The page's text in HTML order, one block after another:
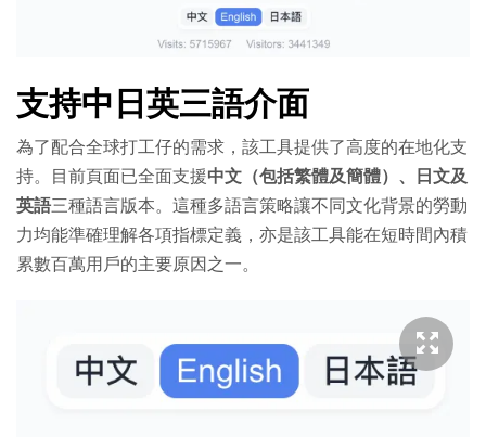
支持中日英三語介面
為了配合全球打工仔的需求，該工具提供了高度的在地化支
持。目前頁面已全面支援中文（包括繁體及簡體）、日文及
英語三種語言版本。這種多語言策略讓不同文化背景的勞動
力均能準確理解各項指標定義，亦是該工具能在短時間內積
累數百萬用戶的主要原因之一。